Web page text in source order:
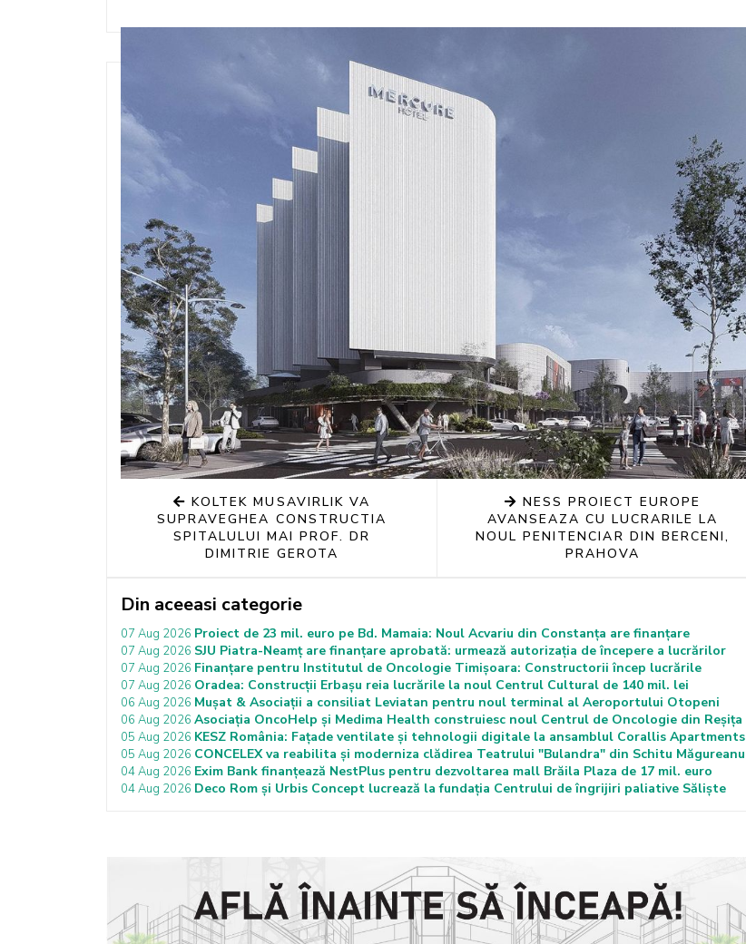
KOLTEK MUSAVIRLIK VA
SUPRAVEGHEA CONSTRUCTIA
SPITALULUI MAI PROF. DR
DIMITRIE GEROTA
NESS PROIECT EUROPE
AVANSEAZA CU LUCRARILE LA
NOUL PENITENCIAR DIN BERCENI,
PRAHOVA
Din aceeasi categorie
07 Aug 2026 Proiect de 23 mil. euro pe Bd. Mamaia: Noul Acvariu din Constanța are finanțare
07 Aug 2026 SJU Piatra-Neamț are finanțare aprobată: urmează autorizația de începere a lucrărilor
07 Aug 2026 Finanțare pentru Institutul de Oncologie Timișoara: Constructorii încep lucrările
07 Aug 2026 Oradea: Construcții Erbașu reia lucrările la noul Centrul Cultural de 140 mil. lei
06 Aug 2026 Mușat & Asociații a consiliat Leviatan pentru noul terminal al Aeroportului Otopeni
06 Aug 2026 Asociația OncoHelp și Medima Health construiesc noul Centrul de Oncologie din Reșița
05 Aug 2026 KESZ România: Fațade ventilate și tehnologii digitale la ansamblul Corallis Apartments
05 Aug 2026 CONCELEX va reabilita și moderniza clădirea Teatrului "Bulandra" din Schitu Măgureanu
04 Aug 2026 Exim Bank finanțează NestPlus pentru dezvoltarea mall Brăila Plaza de 17 mil. euro
04 Aug 2026 Deco Rom și Urbis Concept lucrează la fundația Centrului de îngrijiri paliative Săliște